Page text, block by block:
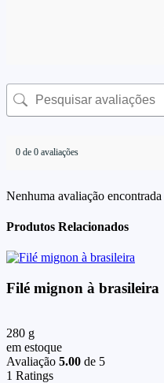
0 de 0 avaliações
Nenhuma avaliação encontrada
Produtos Relacionados
Filé mignon à brasileira
280 g
em estoque
Avaliação 5.00 de 5
1 Ratings